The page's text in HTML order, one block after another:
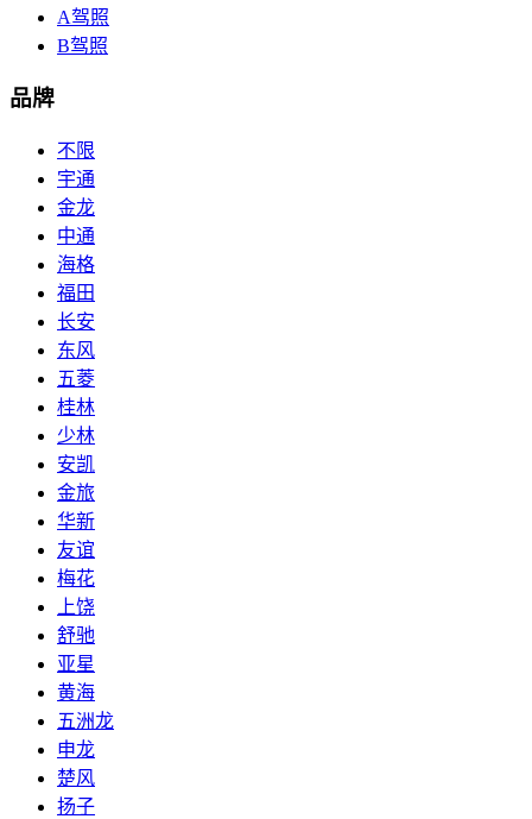
A驾照
B驾照
品牌
不限
宇通
金龙
中通
海格
福田
长安
东风
五菱
桂林
少林
安凯
金旅
华新
友谊
梅花
上饶
舒驰
亚星
黄海
五洲龙
申龙
楚风
扬子